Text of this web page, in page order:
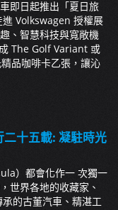
即日起推出「夏日旅
Volkswagen 授權展
、智慧科技與寬敞機
The Golf Variant 或
品咖啡卡乙張，讓沁
十五載: 凝駐時光
）都會化作一 次獨一
世界各地的收藏家、
的古董汽車、精湛工